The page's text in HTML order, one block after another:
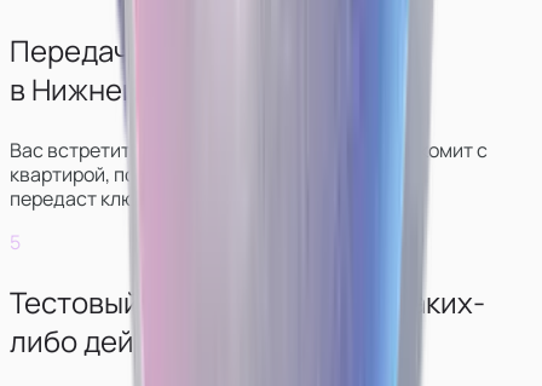
Передача ключей от студии
в Нижней Туре.
Вас встретит администратор, который познакомит с
квартирой, покажет, что и где лежит,
передаст ключи.
5
Тестовый рабочий день без каких-
либо действий.